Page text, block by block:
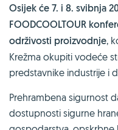
Osijek će 7. i 8. svibnja
FOODCOOLTOUR
održivosti proizvodnje,
Krežma okupiti vodeće
predstavnike industrije i
Prehrambena sigurnost
dostupnosti sigurne